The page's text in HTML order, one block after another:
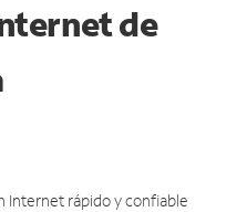
de
Internet rápido y confiable